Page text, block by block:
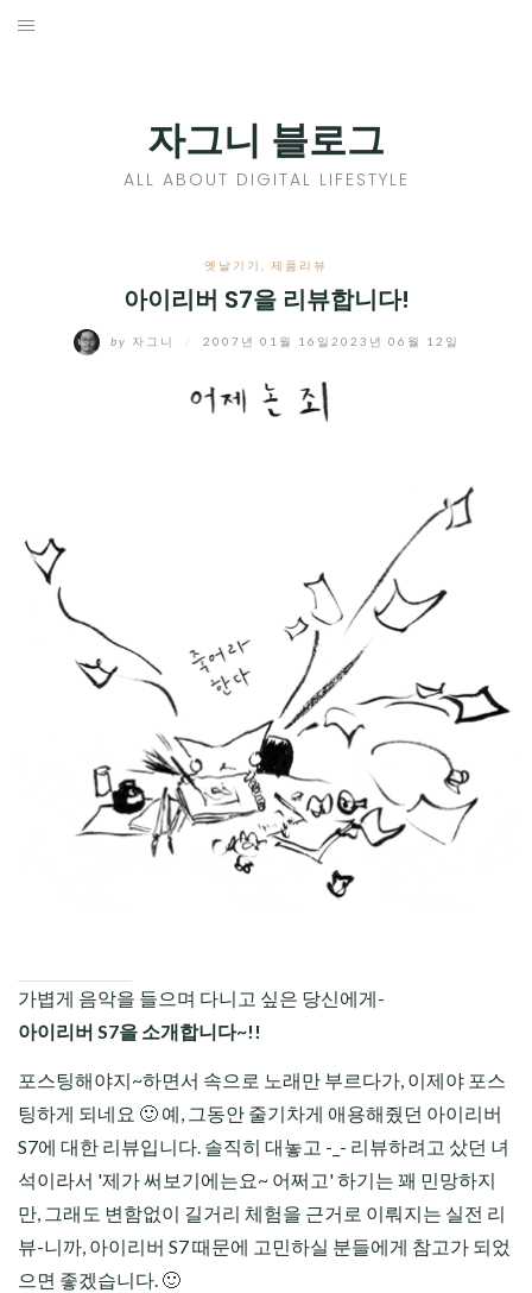
Skip
자그니 블로그
ALL ABOUT DIGITAL LIFESTYLE
옛날기기 제품리뷰
아이리버 S7을 리뷰합니다!
by 자그니 2007년 01월 16일 2023년 06월 12일
가볍게 음악을 들으며 다니고 싶은 당신에게-
아이리버 S7을 소개합니다~!!
포스팅해야지~하면서 속으로 노래만 부르다가, 이제야 포스
팅하게 되네요 🙂 예, 그동안 줄기차게 애용해줬던 아이리버
S7에 대한 리뷰입니다. 솔직히 대놓고 -_- 리뷰하려고 샀던 녀
석이라서 '제가 써보기에는요~ 어쩌고' 하기는 꽤 민망하지
만, 그래도 변함없이 길거리 체험을 근거로 이뤄지는 실전 리
뷰-니까, 아이리버 S7 때문에 고민하실 분들에게 참고가 되었
으면 좋겠습니다. 🙂
CHILD
MENU
디지털라이프
CHILD
EXPAND
MENU